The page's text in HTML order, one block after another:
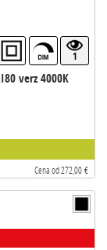
1
verz 4000K
Cena od 272,00 €